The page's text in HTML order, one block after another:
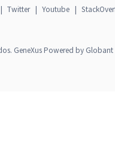
| Twitter | Youtube |
GeneXus Powered by Globant